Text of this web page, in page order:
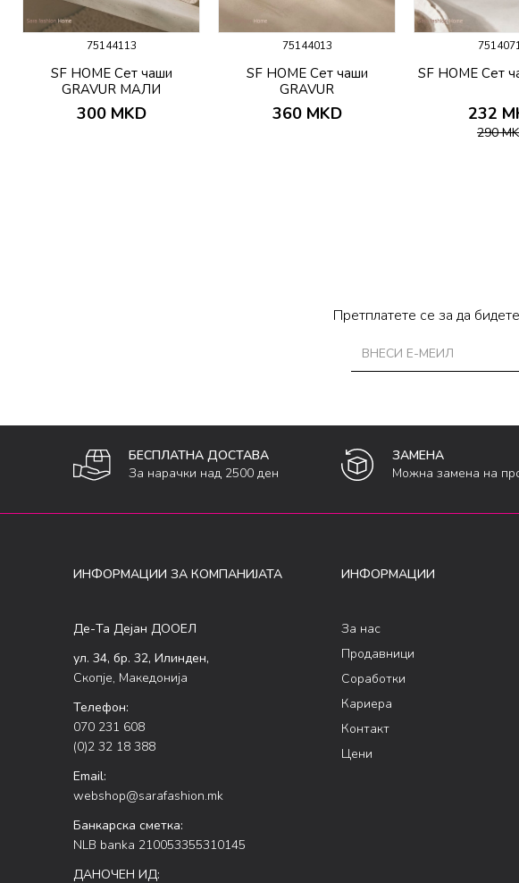
75144113
SF HOME Сет чаши
GRAVUR МАЛИ
300 MKD
75144013
SF HOME Сет чаши
GRAVUR
360 MKD
SF HOME Сет
232
290
Претплатете се за да
БЕСПЛАТНА ДОСТАВА
За нарачки над 2500 ден
ЗАМЕНА
Можна замена на
ИНФОРМАЦИИ ЗА КОМПАНИЈАТА
Де-Та Дејан ДООЕЛ
ул. 34, бр. 32, Илинден,
Скопје, Македонија
Телефон:
070 231 608
(0)2 32 18 388
Email:
webshop@sarafashion.mk
Банкарска сметка:
NLB banka 210053355310145
ДАНОЧЕН ИД:
ИНФОРМАЦИИ
За нас
Продавници
Соработки
Кариера
Контакт
Цени